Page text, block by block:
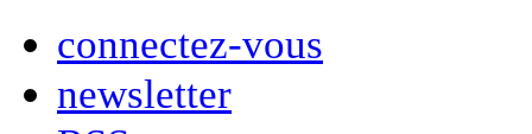
connectez-vous
newsletter